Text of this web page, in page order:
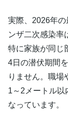
実際、2026年
ンザ二次感染率
特に家族が同じ
4日の潜伏期間
りません。職場
1～2メートル以
なっています。